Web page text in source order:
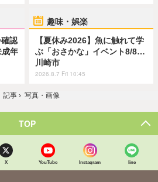
認
年
趣味・娯楽
【夏休み2026】魚に触れて学
ぶ「おさかな」イベント8/8…
川崎市
2026.8.7 Fri 10:45
記事 › 写真・画像
TOP
X YouTube Instagram line